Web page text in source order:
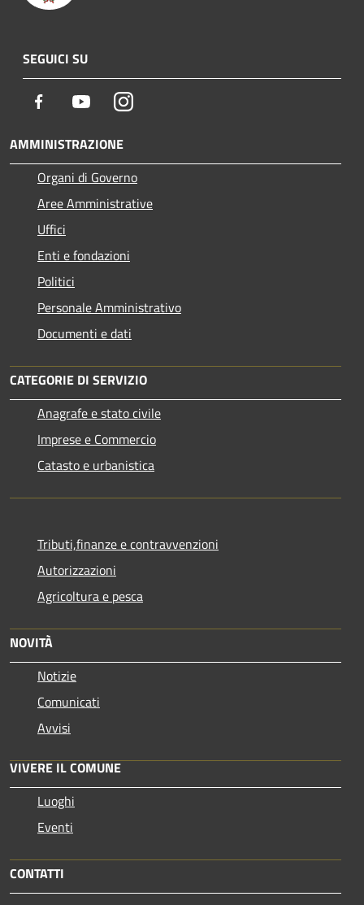
SEGUICI SU
Facebook YoutubeInstagram
AMMINISTRAZIONE
Organi di Governo
Aree Amministrative
Uffici
Enti e fondazioni
Politici
Personale Amministrativo
Documenti e dati
CATEGORIE DI SERVIZIO
Anagrafe e stato civile
Imprese e Commercio
Catasto e urbanistica
Tributi,finanze e contravvenzioni
Autorizzazioni
Agricoltura e pesca
NOVITÀ
Notizie
Comunicati
Avvisi
VIVERE IL COMUNE
Luoghi
Eventi
CONTATTI